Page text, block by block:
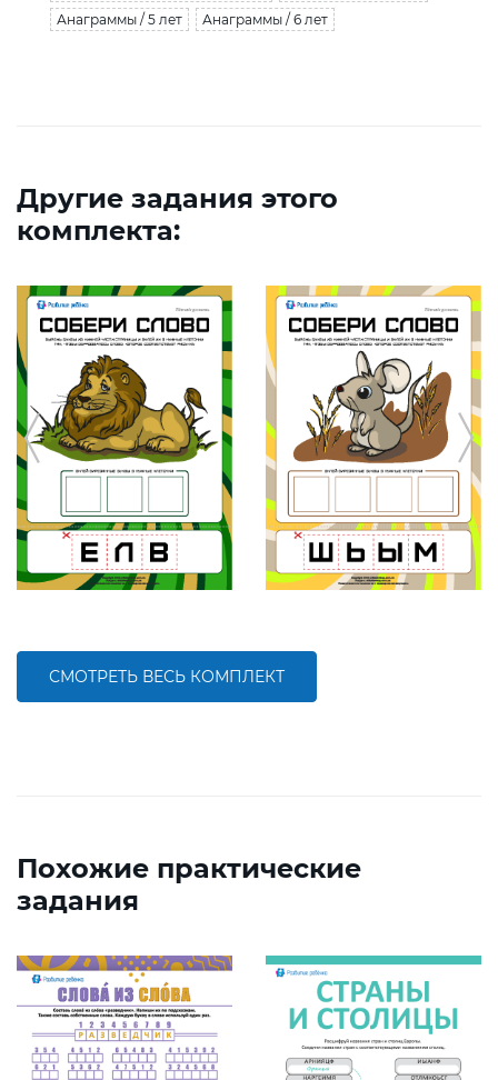
Анаграммы / 5 лет
Анаграммы / 6 лет
Другие задания этого
комплекта:
СМОТРЕТЬ ВЕСЬ КОМПЛЕКТ
Похожие практические
задания